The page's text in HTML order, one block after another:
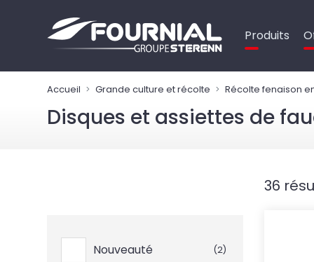
Produits
Accueil Grande culture et récolte Récolte fenaison
Disques et assiettes de
Nouveauté (2)
36